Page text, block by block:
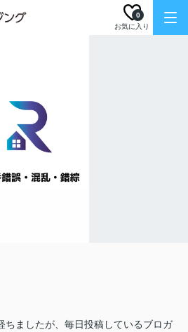
お気に入り
0
ちましたが、毎日投稿しているブロガ